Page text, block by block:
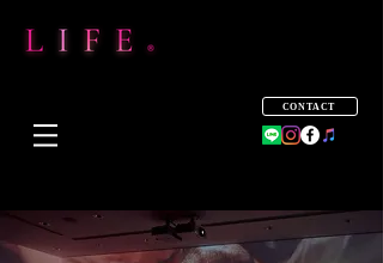
CONTACT